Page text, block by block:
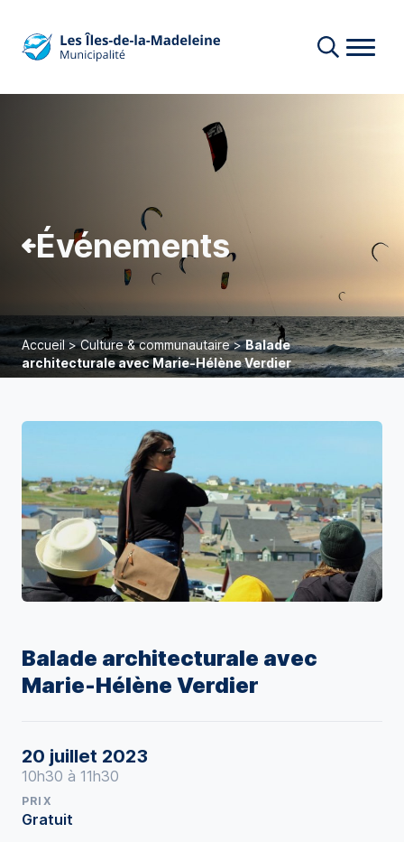
Événements
Accueil>Culture & communautaire>Balade
architecturale avec Marie-Hélène Verdier
Balade architecturale avec
Marie-Hélène Verdier
20 juillet 2023
10h30 à 11h30
PRIX
Gratuit